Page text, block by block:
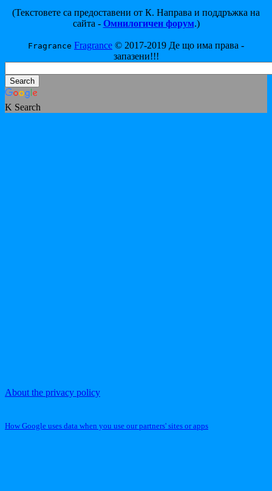
(Текстовете са предоставени от К. Направа и поддръжка на
сайта - Омнилогичен форум.)
Fragrance Fragrance © 2017-2019 Де що има права -
запазени!!!
K Search
About the privacy policy
How Google uses data when you use our partners' sites or apps